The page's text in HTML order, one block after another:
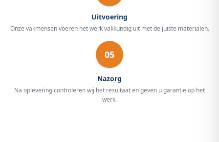
Uitvoering
Onze vakmensen voeren het werk vakkundig uit met de juiste materialen.
05
Nazorg
Na oplevering controleren wij het resultaat en geven u garantie op het
werk.